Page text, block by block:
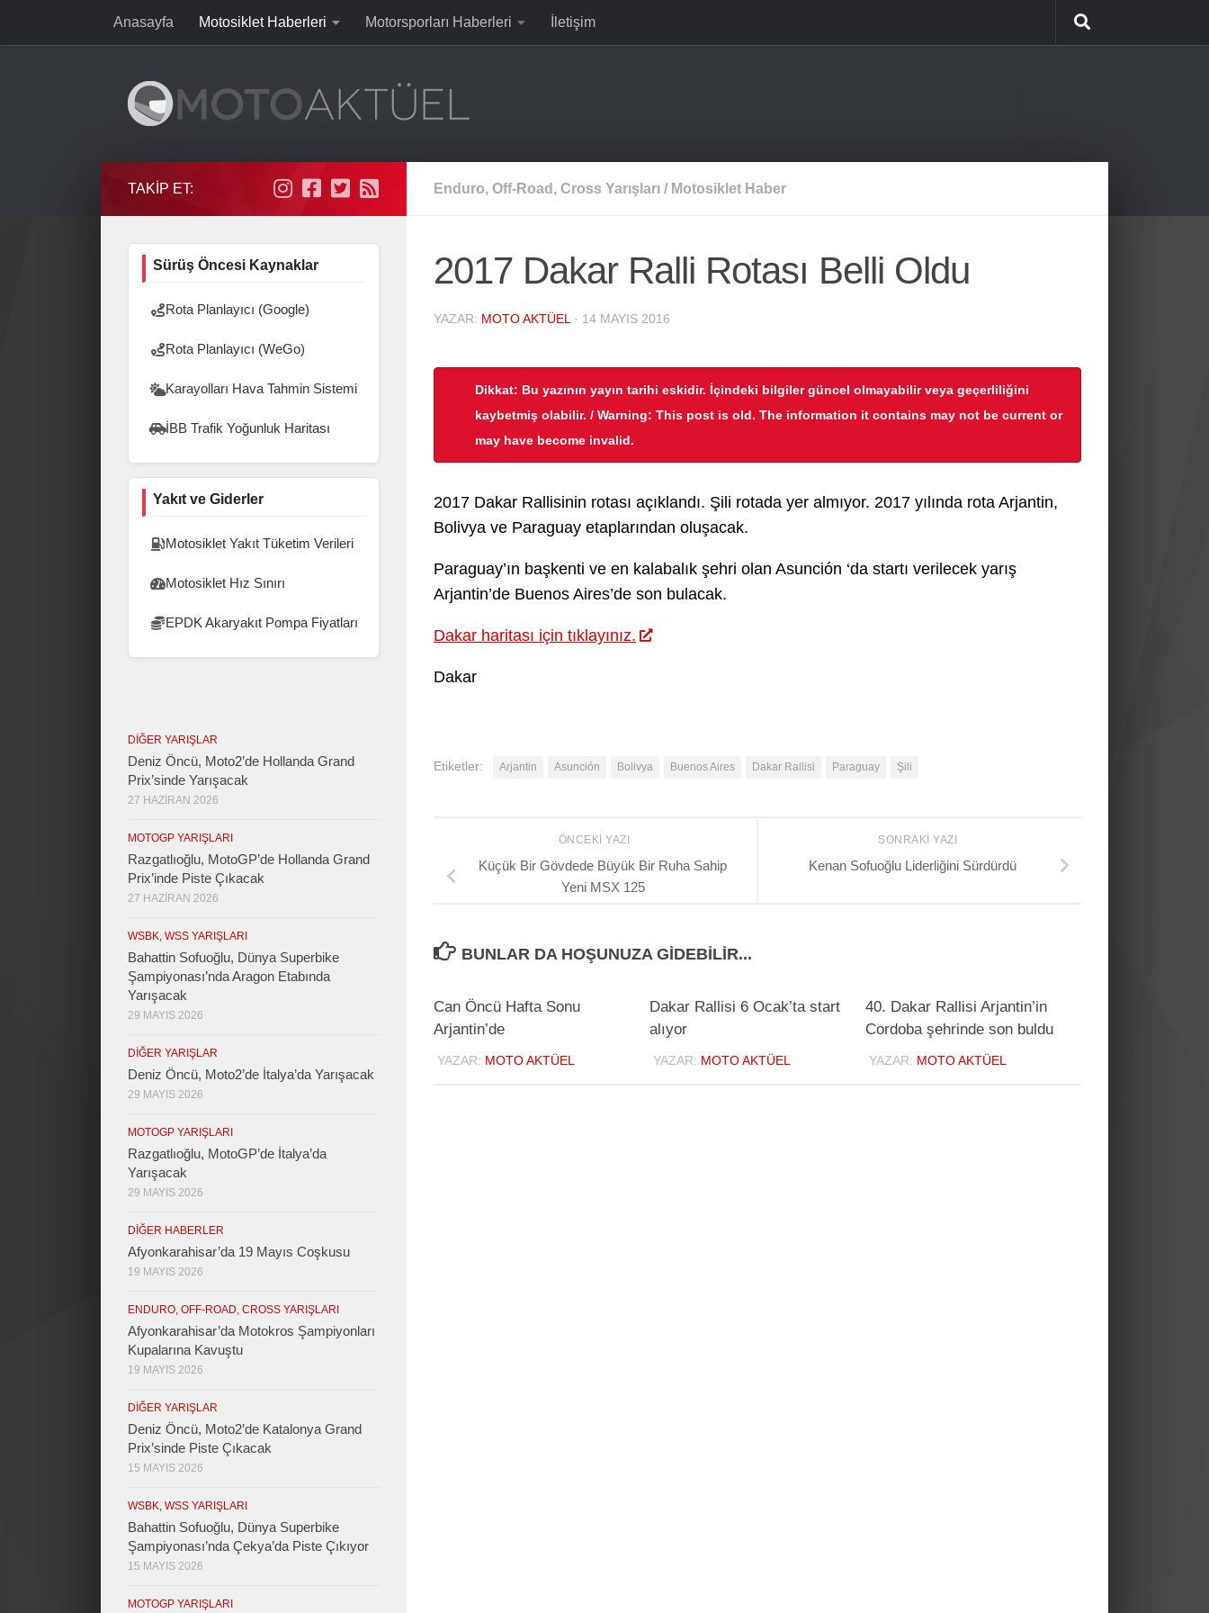
Skip to contentAnasayfa Motosiklet Haberleri Motorsporları Haberleri İletişim
Enduro, Off-Road, Cross Yarışları / Motosiklet Haber
2017 Dakar Ralli Rotası Belli Oldu
YAZAR: MOTO AKTÜEL · 14 MAYIS 2016
Dikkat: Bu yazının yayın tarihi eskidir. İçindeki bilgiler güncel olmayabilir veya geçerliliğini
kaybetmiş olabilir. / Warning: This post is old. The information it contains may not be current or
may have become invalid.
2017 Dakar Rallisinin rotası açıklandı. Şili rotada yer almıyor. 2017 yılında rota Arjantin,
Bolivya ve Paraguay etaplarından oluşacak.
Paraguay’ın başkenti ve en kalabalık şehri olan Asunción ‘da startı verilecek yarış
Arjantin’de Buenos Aires’de son bulacak.
Dakar haritası için tıklayınız.
Dakar
Etiketler: Arjantin Asunción Bolivya Buenos Aires Dakar Rallisi Paraguay Şili
SONRAKI YAZI
Kenan Sofuoğlu Liderliğini Sürdürdü
ÖNCEKI YAZI
Küçük Bir Gövdede Büyük Bir Ruha Sahip
Yeni MSX 125
BUNLAR DA HOŞUNUZA GIDEBILIR...
Can Öncü Hafta Sonu
Arjantin’de
YAZAR: MOTO AKTÜEL
Dakar Rallisi 6 Ocak’ta start
alıyor
YAZAR: MOTO AKTÜEL
40. Dakar Rallisi Arjantin’in
Cordoba şehrinde son buldu
YAZAR: MOTO AKTÜEL
TAKIP ET:
Sürüş Öncesi Kaynaklar
Rota Planlayıcı (Google)
Rota Planlayıcı (WeGo)
Karayolları Hava Tahmin Sistemi
İBB Trafik Yoğunluk Haritası
Yakıt ve Giderler
Motosiklet Yakıt Tüketim Verileri
Motosiklet Hız Sınırı
EPDK Akaryakıt Pompa Fiyatları
DIĞER YARIŞLAR
Deniz Öncü, Moto2’de Hollanda Grand
Prix’sinde Yarışacak
27 HAZIRAN 2026
MOTOGP YARIŞLARI
Razgatlıoğlu, MotoGP’de Hollanda Grand
Prix’inde Piste Çıkacak
27 HAZIRAN 2026
WSBK, WSS YARIŞLARI
Bahattin Sofuoğlu, Dünya Superbike
Şampiyonası’nda Aragon Etabında
Yarışacak
29 MAYIS 2026
DIĞER YARIŞLAR
Deniz Öncü, Moto2’de İtalya’da Yarışacak
29 MAYIS 2026
MOTOGP YARIŞLARI
Razgatlıoğlu, MotoGP’de İtalya’da
Yarışacak
29 MAYIS 2026
DIĞER HABERLER
Afyonkarahisar’da 19 Mayıs Coşkusu
19 MAYIS 2026
ENDURO, OFF-ROAD, CROSS YARIŞLARI
Afyonkarahisar’da Motokros Şampiyonları
Kupalarına Kavuştu
19 MAYIS 2026
DIĞER YARIŞLAR
Deniz Öncü, Moto2’de Katalonya Grand
Prix’sinde Piste Çıkacak
15 MAYIS 2026
WSBK, WSS YARIŞLARI
Bahattin Sofuoğlu, Dünya Superbike
Şampiyonası’nda Çekya’da Piste Çıkıyor
15 MAYIS 2026
MOTOGP YARIŞLARI